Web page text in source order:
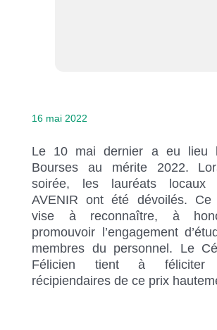
16 mai 2022
Le 10 mai dernier a eu lieu
Bourses au mérite 2022.
soirée, les lauréats locaux
AVENIR ont été dévoilés. Ce
vise à reconnaître, à
promouvoir l’engagement
membres du personnel. Le
Félicien tient à
récipiendaires de ce prix